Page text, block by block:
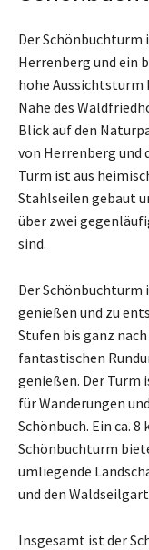
Der Schönbuchturm
Herrenberg und ein
hohe Aussichtsturm
Nähe des
Blick auf den
von Herrenberg und
Turm ist aus
Stahlseilen gebaut
über zwei
sind.
Der Schönbuchturm
genießen und zu
Stufen bis ganz
fantastischen
genießen. Der Turm
für Wanderungen
Schönbuch. Ein ca.
Schönbuchturm
umliegende
und den
Insgesamt ist der